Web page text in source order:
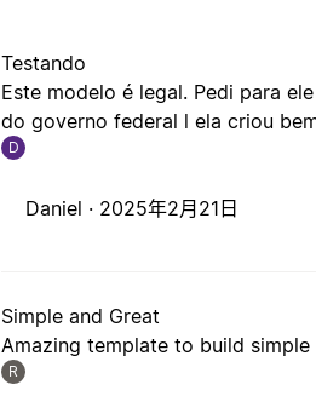
Testando
Este modelo é legal. Pedi para
do governo federal l ela criou
D
Daniel · 2025年2月21日
Simple and Great
Amazing template to build
R